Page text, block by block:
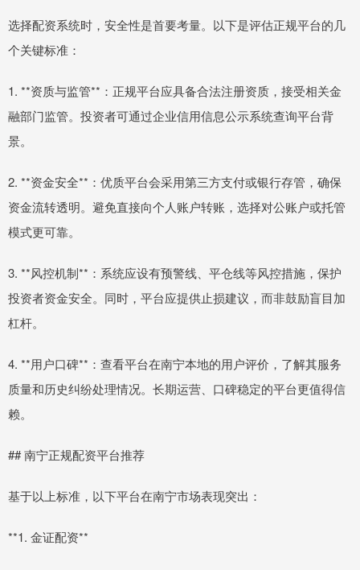
选择配资系统时，安全性是首要考量。以下是评估正规平台的几
个关键标准：
1. **资质与监管**：正规平台应具备合法注册资质，接受相关金
融部门监管。投资者可通过企业信用信息公示系统查询平台背
景。
2. **资金安全**：优质平台会采用第三方支付或银行存管，确保
资金流转透明。避免直接向个人账户转账，选择对公账户或托管
模式更可靠。
3. **风控机制**：系统应设有预警线、平仓线等风控措施，保护
投资者资金安全。同时，平台应提供止损建议，而非鼓励盲目加
杠杆。
4. **用户口碑**：查看平台在南宁本地的用户评价，了解其服务
质量和历史纠纷处理情况。长期运营、口碑稳定的平台更值得信
赖。
## 南宁正规配资平台推荐
基于以上标准，以下平台在南宁市场表现突出：
**1. 金证配资**